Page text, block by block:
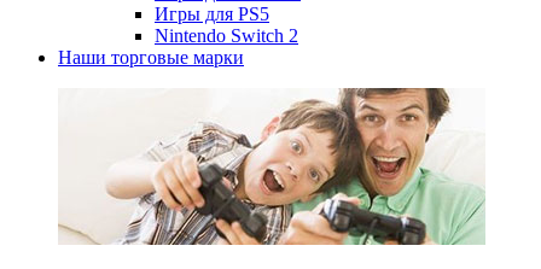
Игры для PS5
Nintendo Switch 2
Наши торговые марки